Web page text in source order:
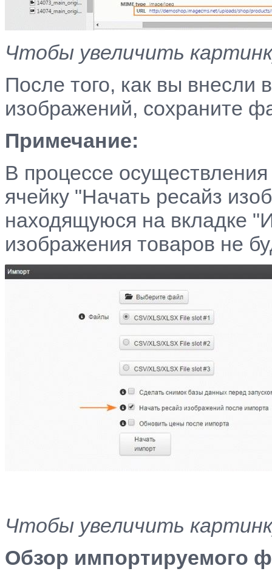
Чтобы увеличить
После того, как вы внесли
изображений, сохраните
Примечание:
В процессе
ячейку "Начать ресайз
находящуюся на вкладке
изображения товаров не
Чтобы увеличить
Обзор импортируемого